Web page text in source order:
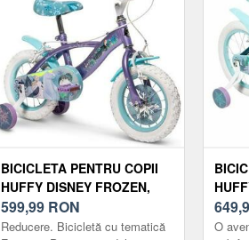
BICICLETA PENTRU COPII
HUFFY DISNEY FROZEN,
ROTI 12INCH (MOV/ALB)
599,99 RON
Reducere. Bicicletă cu tematică
ROTI
O